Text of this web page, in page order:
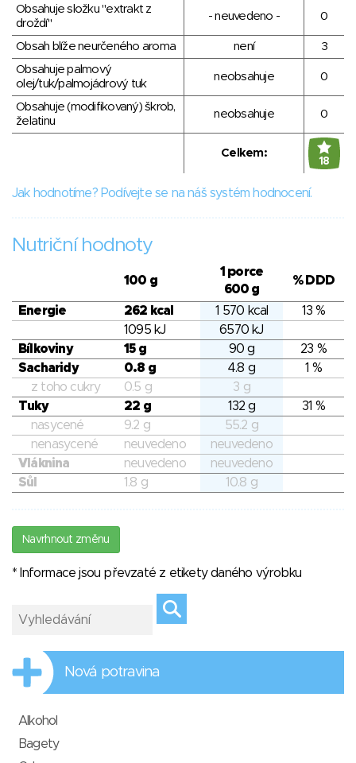
Obsahuje složku "extrakt z
droždí"
- neuvedeno - 0
Obsah blíže neurčeného aroma není
3
Obsahuje palmový
olej/tuk/palmojádrový tuk
neobsahuje 0
Obsahuje (modifikovaný) škrob,
želatinu
neobsahuje 0
Celkem:
18
Jak hodnotíme? Podívejte se na náš systém hodnocení.
Nutriční hodnoty
100 g
1 porce
600 g
% DDD
Energie 262 kcal 1 570 kcal
13 %
1095 kJ
6570 kJ
Bílkoviny
15 g 90 g
23 %
Sacharidy
0.8 g 4.8 g
1 %
z toho cukry
0.5 g
3 g
Tuky
22 g 132 g
31 %
nasycené
9.2 g
55.2 g
nenasycené
neuvedeno
neuvedeno
Vláknina
neuvedeno
neuvedeno
Sůl
1.8 g 10.8 g
Navrhnout změnu
* Informace jsou převzaté z etikety daného výrobku
Nová potravina
Alkohol
Bagety